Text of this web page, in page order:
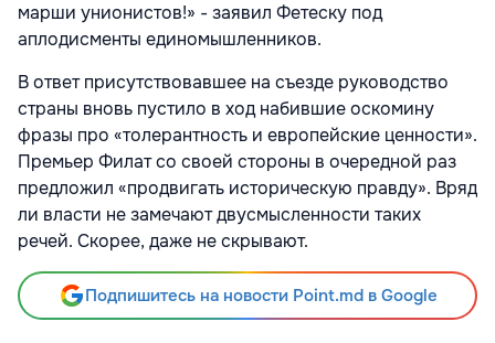
марши унионистов!» - заявил Фетеску под
аплодисменты единомышленников.
В ответ присутствовавшее на съезде руководство
страны вновь пустило в ход набившие оскомину
фразы про «толерантность и европейские ценности».
Премьер Филат со своей стороны в очередной раз
предложил «продвигать историческую правду». Вряд
ли власти не замечают двусмысленности таких
речей. Скорее, даже не скрывают.
Подпишитесь на новости Point.md в Google